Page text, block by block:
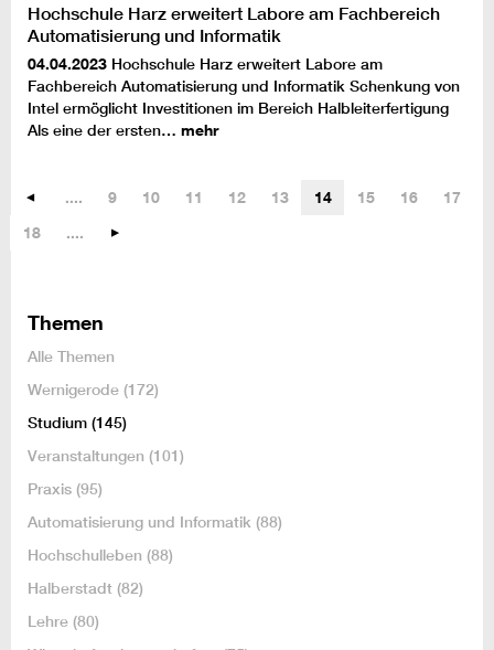
Hochschule Harz erweitert Labore am Fachbereich
Automatisierung und Informatik
04.04.2023 Hochschule Harz erweitert Labore am
Fachbereich Automatisierung und Informatik Schenkung von
Intel ermöglicht Investitionen im Bereich Halbleiterfertigung
Als eine der ersten… mehr
.... 9 10 11 12 13 14 15 16
17
18
....
Themen
Alle Themen
Wernigerode (172)
Studium (145)
Veranstaltungen (101)
Praxis (95)
Automatisierung und Informatik (88)
Hochschulleben (88)
Halberstadt (82)
Lehre (80)